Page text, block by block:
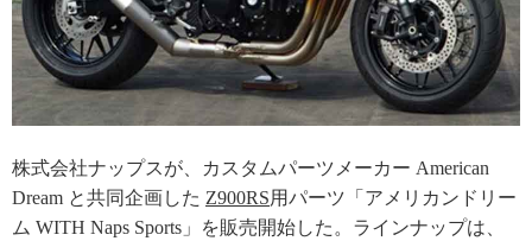
株式会社ナップスが、カスタムパーツメーカー American
Dream と共同企画した Z900RS用パーツ「アメリカンドリー
ム WITH Naps Sports」を販売開始した。ラインナップは、